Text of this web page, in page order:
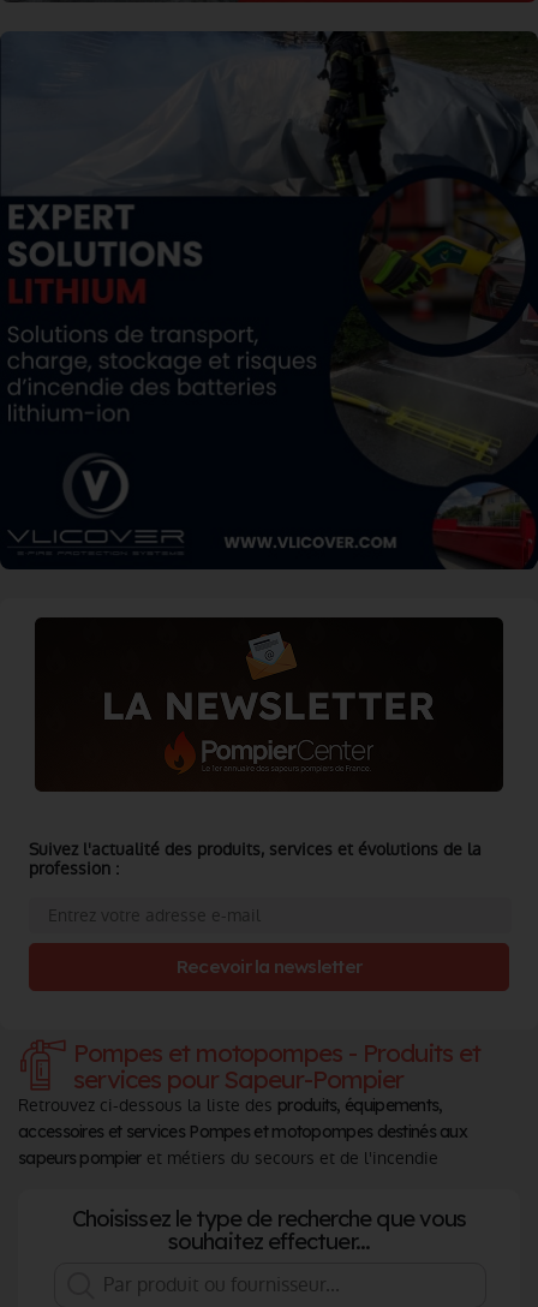
Pompes et motopompes - Produits et
services pour Sapeur-Pompier
Retrouvez ci-dessous la liste des produits, équipements,
accessoires et services Pompes et motopompes destinés aux
sapeurs pompieret métiers du secours et de l'incendie
Choisissez le type de recherche que vous
souhaitez effectuer...
Suivez l'actualité des produits, services et évolutions de la
profession :
Recevoir la newsletter